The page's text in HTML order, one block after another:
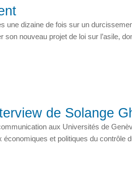
dizaine de fois sur un
nouveau projet de loi sur l’asile,
de Solange
aux Universités de
et politiques du contrôle